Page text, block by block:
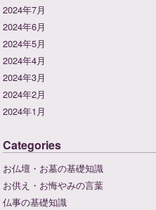
2024年7月
2024年6月
2024年5月
2024年4月
2024年3月
2024年2月
2024年1月
Categories
お仏壇・お墓の基礎知識
お供え・お悔やみの言葉
仏事の基礎知識